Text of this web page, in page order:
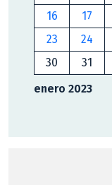
enero 2023
16
17
23
24
30
31